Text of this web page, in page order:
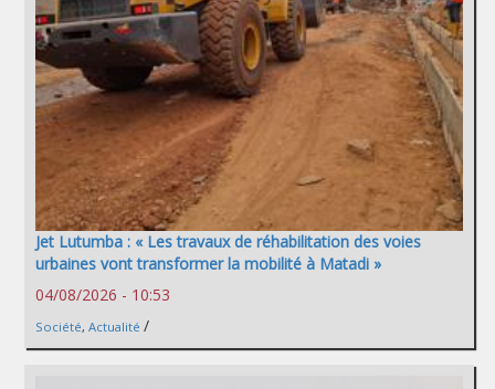
Jet Lutumba : « Les travaux de réhabilitation des voies
urbaines vont transformer la mobilité à Matadi »
04/08/2026 - 10:53
Société, Actualité /